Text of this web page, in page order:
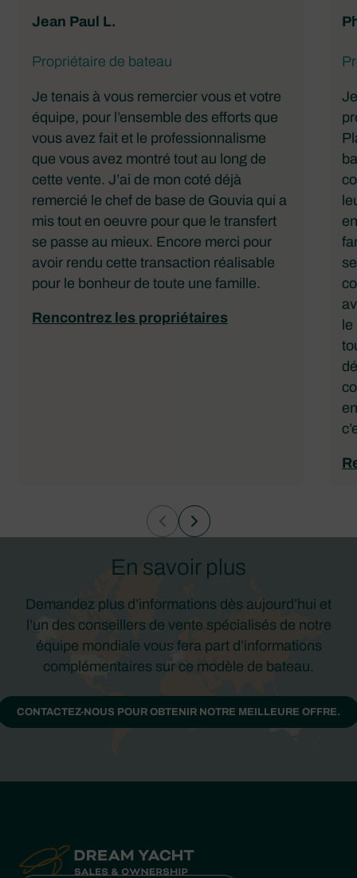
Jean Paul L.
Propriétaire de bateau
Je tenais à vous remercier vous et votre
équipe, pour l’ensemble des efforts que
vous avez fait et le professionnalisme
que vous avez montré tout au long de
cette vente. J’ai de mon coté déjà
remercié le chef de base de Gouvia qui a
mis tout en oeuvre pour que le transfert
se passe au mieux. Encore merci pour
avoir rendu cette transaction réalisable
pour le bonheur de toute une famille.
Rencontrez les propriétaires
le
En savoir plus
Demandez plus d’informations dès aujourd’hui et
l’un des conseillers de vente spécialisés de notre
équipe mondiale vous fera part d’informations
complémentaires sur ce modèle de bateau.
CONTACTEZ-NOUS POUR OBTENIR NOTRE MEILLEURE OFFRE.